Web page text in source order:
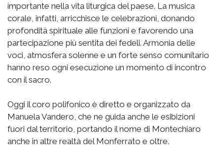
importante nella vita liturgica del paese. La musica
corale, infatti, arricchisce le celebrazioni, donando
profondità spirituale alle funzioni e favorendo una
partecipazione più sentita dei fedeli. Armonia delle
voci, atmosfera solenne e un forte senso comunitario
hanno reso ogni esecuzione un momento di incontro
con il sacro.
Oggi il coro polifonico è diretto e organizzato da
Manuela Vandero, che ne guida anche le esibizioni
fuori dal territorio, portando il nome di Montechiaro
anche in altre realtà del Monferrato e oltre.